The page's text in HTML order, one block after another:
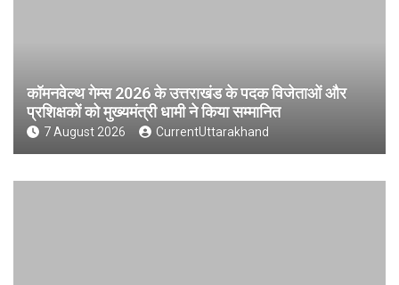
कॉमनवेल्थ गेम्स 2026 के उत्तराखंड के पदक विजेताओं और
प्रशिक्षकों को मुख्यमंत्री धामी ने किया सम्मानित
7 August 2026 CurrentUttarakhand